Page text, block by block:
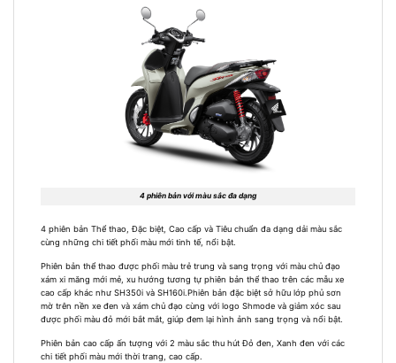
4 phiên bản với màu sắc đa dạng
4 phiên bản Thể thao, Đặc biệt, Cao cấp và Tiêu chuẩn đa dạng dải màu sắc
cùng những chi tiết phối màu mới tinh tế, nổi bật.
Phiên bản thể thao được phối màu trẻ trung và sang trọng với màu chủ đạo
xám xi măng mới mẻ, xu hướng tương tự phiên bản thể thao trên các mẫu xe
cao cấp khác như SH350i và SH160i.Phiên bản đặc biệt sở hữu lớp phủ sơn
mờ trên nền xe đen và xám chủ đạo cùng với logo Shmode và giảm xóc sau
được phối màu đỏ mới bắt mắt, giúp đem lại hình ảnh sang trọng và nổi bật.
Phiên bản cao cấp ấn tượng với 2 màu sắc thu hút Đỏ đen, Xanh đen với các
chi tiết phối màu mới thời trang, cao cấp.